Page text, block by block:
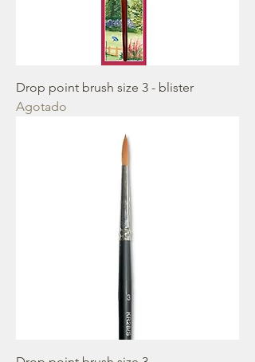
Drop point brush size 3 - blister
Agotado